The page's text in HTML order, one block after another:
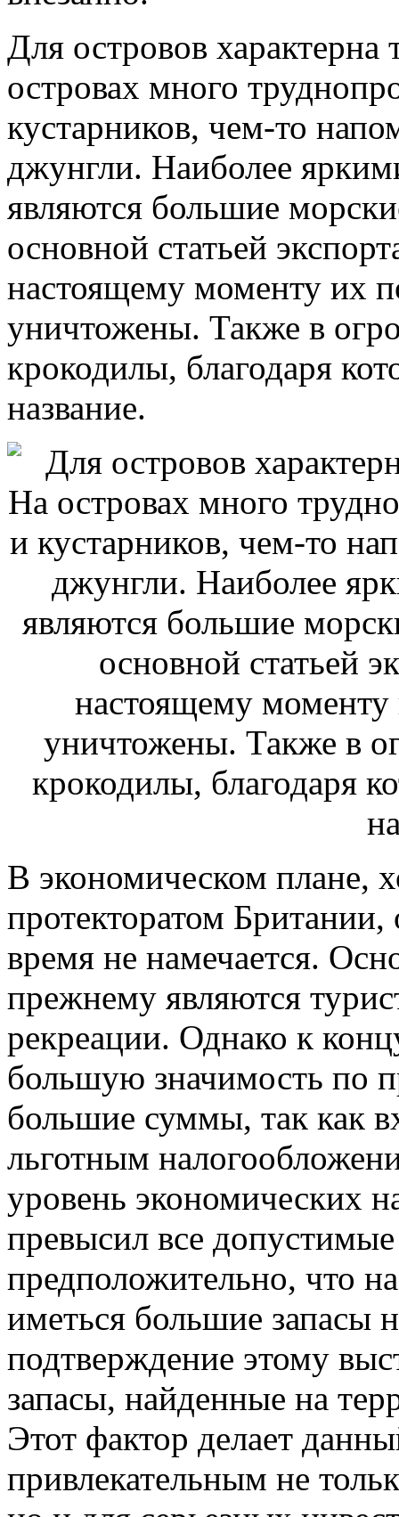
Для островов
островах много
кустарников, чем-то
джунгли. Наиболее
являются большие
основной статьей
настоящему моменту их
уничтожены. Также в
крокодилы, благодаря
название.
В экономическом плане,
протекторатом
время не намечается.
прежнему являются
рекреации. Однако к
большую значимость по
большие суммы, так как
льготным
уровень экономических
превысил все
предположительно, что
иметься большие запасы
подтверждение этому
запасы, найденные на
Этот фактор делает
привлекательным не